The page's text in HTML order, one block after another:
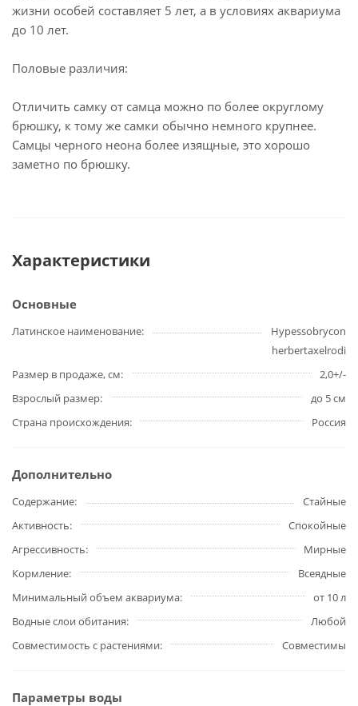
жизни особей составляет 5 лет, а в условиях аквариума
до 10 лет.
Половые различия:
Отличить самку от самца можно по более округлому
брюшку, к тому же самки обычно немного крупнее.
Самцы черного неона более изящные, это хорошо
заметно по брюшку.
Характеристики
Основные
Латинское наименование
Hypessobrycon
herbertaxelrodi
Размер в продаже, см
2,0+/-
Взрослый размер
до 5 см
Страна происхождения
Россия
Дополнительно
Содержание
Стайные
Активность
Спокойные
Агрессивность
Мирные
Кормление
Всеядные
Минимальный объем аквариума
от 10 л
Водные слои обитания
Любой
Совместимость с растениями
Совместимы
Параметры воды